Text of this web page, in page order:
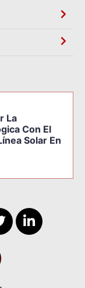
La
Con El
Solar En